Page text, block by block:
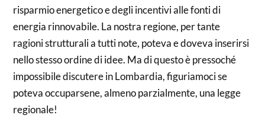
risparmio energetico e degli incentivi alle fonti di
energia rinnovabile. La nostra regione, per tante
ragioni strutturali a tutti note, poteva e doveva inserirsi
nello stesso ordine di idee. Ma di questo è pressoché
impossibile discutere in Lombardia, figuriamoci se
poteva occuparsene, almeno parzialmente, una legge
regionale!